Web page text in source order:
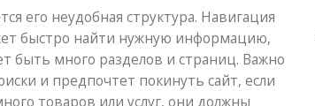
его неудобная структура. Навигация
быстро найти нужную информацию,
быть много разделов и страниц. Важно
и предпочтет покинуть сайт, если
товаров или услуг, они должны